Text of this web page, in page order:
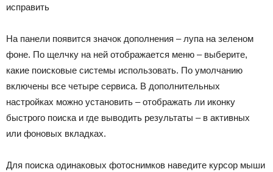
исправить
На панели появится значок дополнения – лупа на зеленом
фоне. По щелчку на ней отображается меню – выберите,
какие поисковые системы использовать. По умолчанию
включены все четыре сервиса. В дополнительных
настройках можно установить – отображать ли иконку
быстрого поиска и где выводить результаты – в активных
или фоновых вкладках.
Для поиска одинаковых фотоснимков наведите курсор мыши